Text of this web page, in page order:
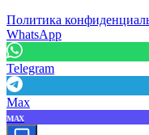
Политика
WhatsApp
Telegram
Max
MAX